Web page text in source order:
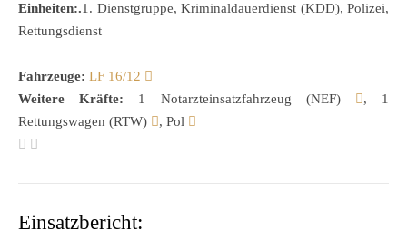
Einheiten:.1. Dienstgruppe, Kriminaldauerdienst (KDD), Polizei,
Rettungsdienst
Fahrzeuge: LF 16/12
Weitere Kräfte: 1 Notarzteinsatzfahrzeug (NEF)
, 1
Rettungswagen (RTW)
, Pol
Einsatzbericht: